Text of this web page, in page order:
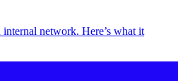
network. Here’s what it